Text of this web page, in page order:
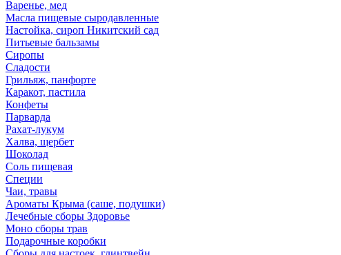
Варенье, мед
Масла пищевые сыродавленные
Настойка, сироп Никитский сад
Питьевые бальзамы
Сиропы
Сладости
Грильяж, панфорте
Каракот, пастила
Конфеты
Парварда
Рахат-лукум
Халва, щербет
Шоколад
Соль пищевая
Специи
Чаи, травы
Ароматы Крыма (саше, подушки)
Лечебные сборы Здоровье
Моно сборы трав
Подарочные коробки